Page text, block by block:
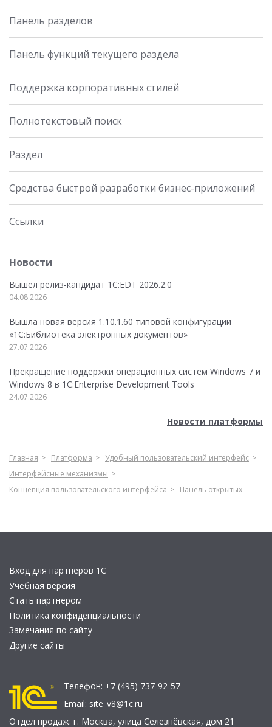
Панель разделов
Панель функций текущего раздела
Поддержка корпоративных стилей
Полнотекстовый поиск
Раздел
Средства быстрой разработки бизнес-приложений
Ссылки
Новости
Вышел релиз-кандидат 1C:EDT 2026.2.0
04.08.2026
Вышла новая версия 1.10.1.60 типовой конфигурации
«1С:Библиотека электронных документов»
27.07.2026
Прекращение поддержки операционных систем Windows 7 и
Windows 8 в 1C:Enterprise Development Tools
24.07.2026
Новости платформы
Главная Платформа
Удобный пользовательский интерфейс
Интерфейсные механизмы
Концепция пользовательского интерфейса
Панель открытых
Вход для партнеров 1С
Учебная версия
Стать партнером
Политика конфиденциальности
Замечания по сайту
Другие сайты
Телефон: +7 (495) 737-92-57
Email: site_v8@1c.ru
Отдел продаж: г. Москва, улица Селезнёвская, дом 21